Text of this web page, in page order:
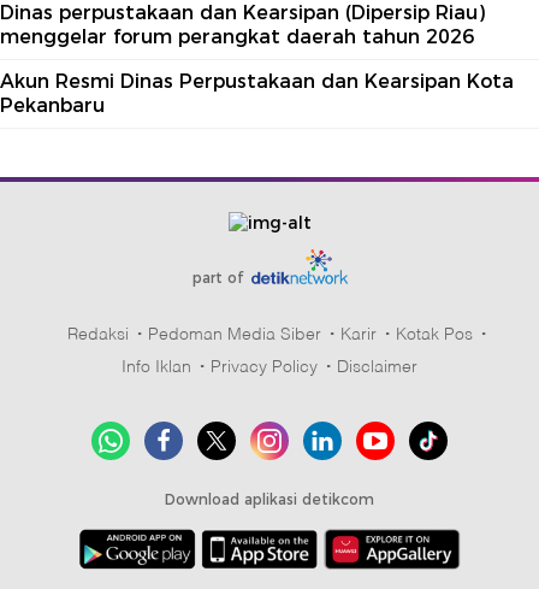
Dinas perpustakaan dan Kearsipan (Dipersip Riau)
menggelar forum perangkat daerah tahun 2026
Akun Resmi Dinas Perpustakaan dan Kearsipan Kota
Pekanbaru
part of
Redaksi Pedoman Media Siber Karir
Kotak Pos
Info Iklan
Privacy Policy Disclaimer
Download aplikasi detikcom